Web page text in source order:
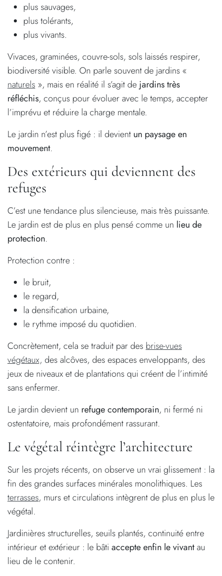
plus sauvages,
plus tolérants,
plus vivants.
Vivaces, graminées, couvre-sols, sols laissés respirer,
biodiversité visible. On parle souvent de jardins «
naturels », mais en réalité il s’agit de jardins très
réfléchis, conçus pour évoluer avec le temps, accepter
l’imprévu et réduire la charge mentale.
Le jardin n’est plus figé : il devient un paysage en
mouvement.
Des extérieurs qui deviennent des
refuges
C’est une tendance plus silencieuse, mais très puissante.
Le jardin est de plus en plus pensé comme un lieu de
protection.
Protection contre :
le bruit,
le regard,
la densification urbaine,
le rythme imposé du quotidien.
Concrètement, cela se traduit par des brise-vues
végétaux, des alcôves, des espaces enveloppants, des
jeux de niveaux et de plantations qui créent de l’intimité
sans enfermer.
Le jardin devient un refuge contemporain, ni fermé ni
ostentatoire, mais profondément rassurant.
Le végétal réintègre l’architecture
Sur les projets récents, on observe un vrai glissement : la
fin des grandes surfaces minérales monolithiques. Les
terrasses, murs et circulations intègrent de plus en plus le
végétal.
Jardinières structurelles, seuils plantés, continuité entre
intérieur et extérieur : le bâti accepte enfin le vivantau
lieu de le contenir.